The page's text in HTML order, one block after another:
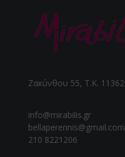
Ζακύνθου 55, Τ.Κ. 11362
info@mirabilis.gr
bellaperennis@gmail.com
210 8221206